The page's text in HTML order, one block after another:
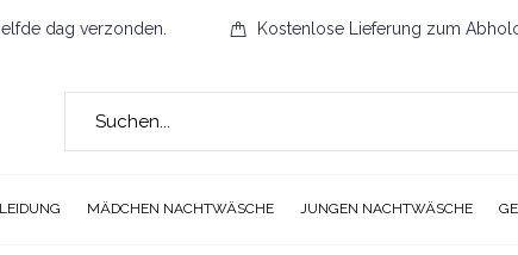
MÄDCHEN NACHTWÄSCHE JUNGEN NACHTWÄSCHE
dag verzonden. Kostenlose Lieferung zum